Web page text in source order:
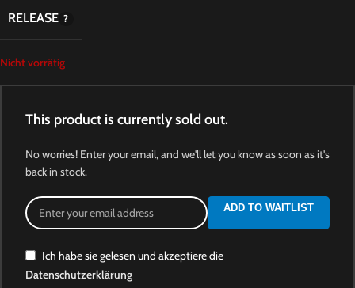
RELEASE
Nicht vorrätig
This product is currently sold out.
No worries! Enter your email, and we'll let you know as soon as it's
back in stock.
ADD TO WAITLIST
Ich habe sie gelesen und akzeptiere die
Datenschutzerklärung